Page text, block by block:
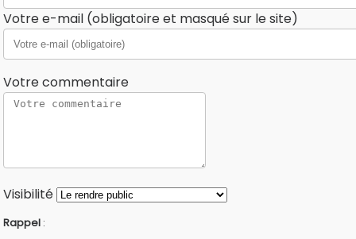
Votre e-mail (obligatoire et masqué sur le site)
Votre commentaire
Visibilité
Rappel :